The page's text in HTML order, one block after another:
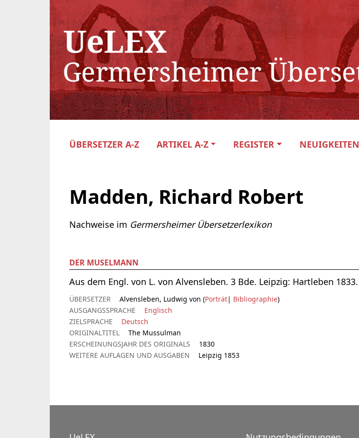
ÜBERSETZER A-Z ARTIKEL A-Z REGISTER NEUIGKEITEN
Madden, Richard Robert
Nachweise im Germersheimer Übersetzerlexikon
DER MUSELMANN
Aus dem Engl. von L. von Alvensleben. 3 Bde. Leipzig: Hartleben 1833.
ÜBERSETZER Alvensleben, Ludwig von (Porträt| Bibliographie)
AUSGANGSSPRACHE
Englisch
ZIELSPRACHE
Deutsch
ORIGINALTITEL
The Mussulman
ERSCHEINUNGSJAHR DES ORIGINALS
1830
WEITERE AUFLAGEN UND AUSGABEN
Leipzig 1853